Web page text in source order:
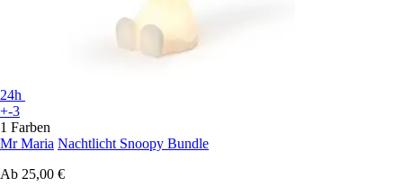
24h
+-3
1 Farben
Mr Maria Nachtlicht Snoopy Bundle
Ab 25,00 €